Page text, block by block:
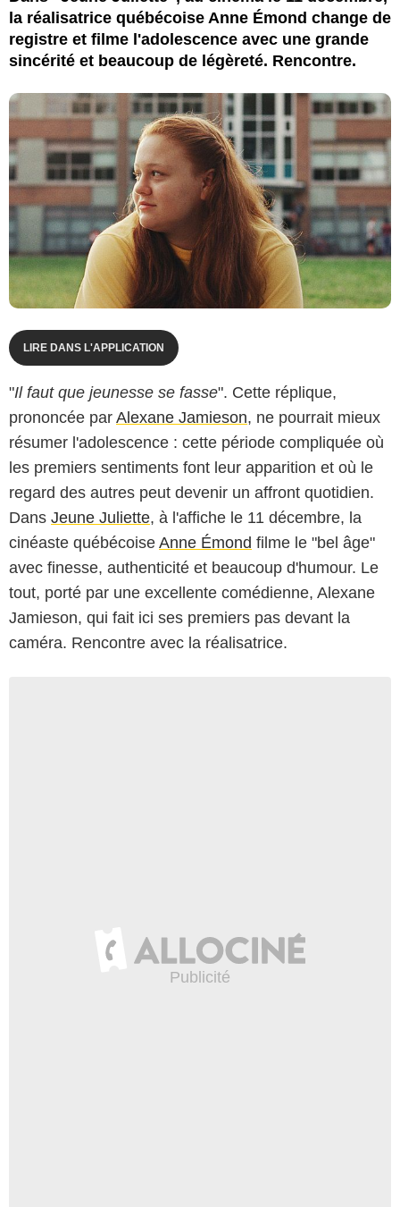
la réalisatrice québécoise Anne Émond change de
registre et filme l'adolescence avec une grande
sincérité et beaucoup de légèreté. Rencontre.
LIRE DANS L'APPLICATION
"Il faut que jeunesse se fasse". Cette réplique,
prononcée par Alexane Jamieson, ne pourrait mieux
résumer l'adolescence : cette période compliquée où
les premiers sentiments font leur apparition et où le
regard des autres peut devenir un affront quotidien.
Dans Jeune Juliette, à l'affiche le 11 décembre, la
cinéaste québécoise Anne Émond filme le "bel âge"
avec finesse, authenticité et beaucoup d'humour. Le
tout, porté par une excellente comédienne, Alexane
Jamieson, qui fait ici ses premiers pas devant la
caméra. Rencontre avec la réalisatrice.